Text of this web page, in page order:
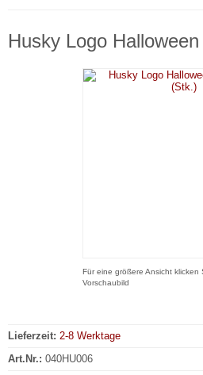
Husky Logo
Für eine größere Ansicht klicken
Vorschaubild
Lieferzeit: 2-8 Werktage
Art.Nr.: 040HU006